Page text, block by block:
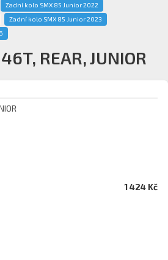
Zadní kolo SMX 85 Junior 2022
Zadní kolo SMX 85 Junior 2023
REAR, JUNIOR
1 424 Kč